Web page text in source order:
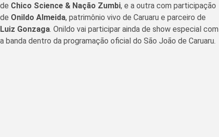
de Chico Science & Nação Zumbi, e a outra com participação
de Onildo Almeida, patrimônio vivo de Caruaru e parceiro de
Luiz Gonzaga. Onildo vai participar ainda de show especial com
a banda dentro da programação oficial do São João de Caruaru.